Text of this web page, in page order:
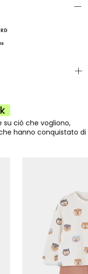
su ciò che vogliono,
hanno conquistato di